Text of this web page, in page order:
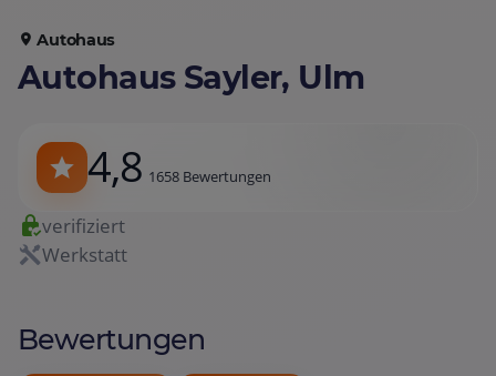
Autohaus
Autohaus Sayler, Ulm
4,8 1658 Bewertungen
verifiziert
Werkstatt
Bewertungen